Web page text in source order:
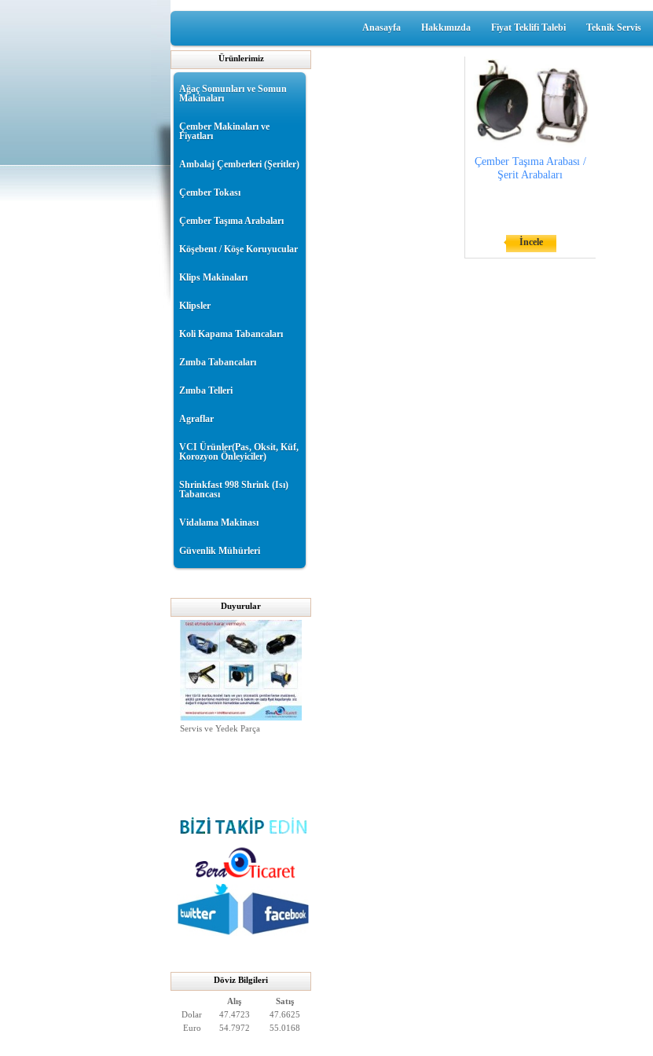
Anasayfa Hakkımızda Fiyat Teklifi Talebi Teknik Servis
Ürünlerimiz
Ağaç Somunları ve Somun
Makinaları
Çember Makinaları ve
Fiyatları
Ambalaj Çemberleri (Şeritler)
Çember Tokası
Çember Taşıma Arabaları
Köşebent / Köşe Koruyucular
Klips Makinaları
Klipsler
Koli Kapama Tabancaları
Zımba Tabancaları
Zımba Telleri
Agraflar
VCI Ürünler(Pas, Oksit, Küf,
Korozyon Önleyiciler)
Shrinkfast 998 Shrink (Isı)
Tabancası
Vidalama Makinası
Güvenlik Mühürleri
Duyurular
Servis ve Yedek Parça
Döviz Bilgileri
Alış
Satış
Dolar
47.4723
47.6625
Euro
54.7972 55.0168
Çember Taşıma Arabası /
Şerit Arabaları
İncele